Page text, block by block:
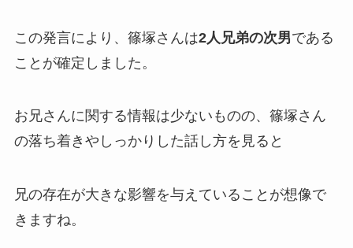
この発言により、篠塚さんは2人兄弟の次男である
ことが確定しました。
お兄さんに関する情報は少ないものの、篠塚さん
の落ち着きやしっかりした話し方を見ると
兄の存在が大きな影響を与えていることが想像で
きますね。